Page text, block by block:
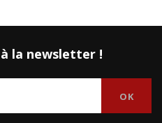
la newsletter !